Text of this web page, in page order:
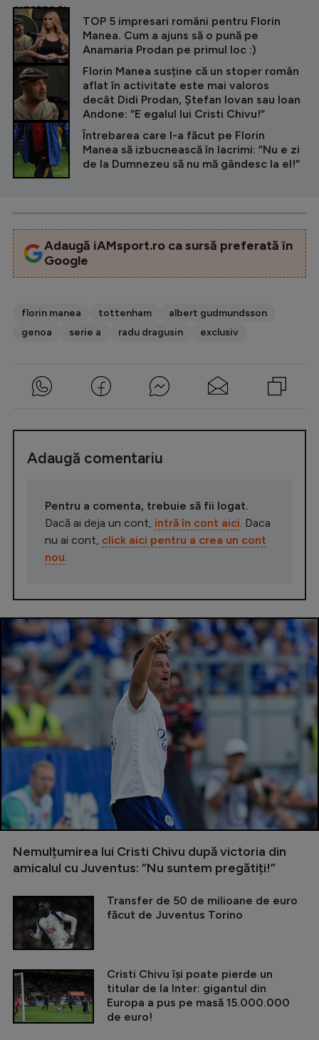
CITEȘTE ȘI
TOP 5 impresari români pentru Florin
Manea. Cum a ajuns să o pună pe
Anamaria Prodan pe primul loc :)
Florin Manea susține că un stoper român
aflat în activitate este mai valoros
decât Didi Prodan, Ștefan Iovan sau Ioan
Andone: ”E egalul lui Cristi Chivu!”
Întrebarea care l-a făcut pe Florin
Manea să izbucnească în lacrimi: ”Nu e zi
de la Dumnezeu să nu mă gândesc la el!”
Adaugă iAMsport.ro ca sursă preferată în
Google
florin manea tottenham
albert gudmundsson
genoa
serie a radu dragusin exclusiv
Adaugă comentariu
Pentru a comenta, trebuie să fii logat.
Dacă ai deja un cont, intră în cont aici. Daca
nu ai cont, click aici pentru a crea un cont
nou.
Nemulțumirea lui Cristi Chivu după victoria din
amicalul cu Juventus: ”Nu suntem pregătiți!”
Transfer de 50 de milioane de euro
făcut de Juventus Torino
Cristi Chivu își poate pierde un
titular de la Inter: gigantul din
Europa a pus pe masă 15.000.000
de euro!